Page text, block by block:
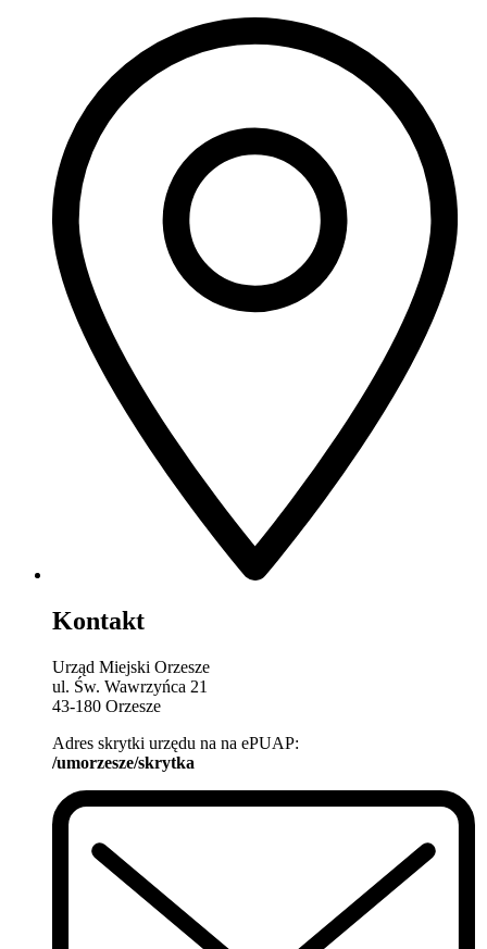
Kontakt
Urząd Miejski Orzesze
ul. Św. Wawrzyńca 21
43-180 Orzesze
Adres skrytki urzędu na na ePUAP:
/umorzesze/skrytka